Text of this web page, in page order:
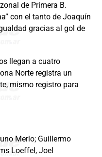
de Primera B.
con el tanto de Joaquín
gracias al gol de
llegan a cuatro
Norte registra un
mismo registro para
Merlo; Guillermo
Loeffel, Joel